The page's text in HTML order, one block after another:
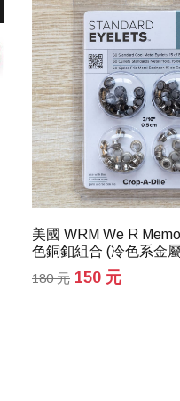
美國 WRM We R
色銅釦組合 (冷色系金
180 元 150 元